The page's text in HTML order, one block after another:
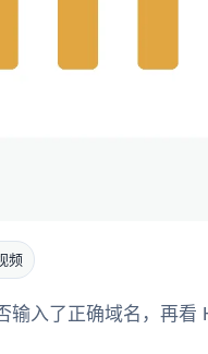
频
入了正确域名，再看